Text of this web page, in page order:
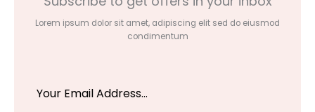
Lorem ipsum dolor sit amet, adipiscing elit sed do eiusmod
condimentum